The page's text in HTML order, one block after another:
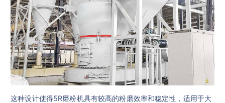
这种设计使得5R磨粉机具有较高的粉磨效率和稳定性，适用于大